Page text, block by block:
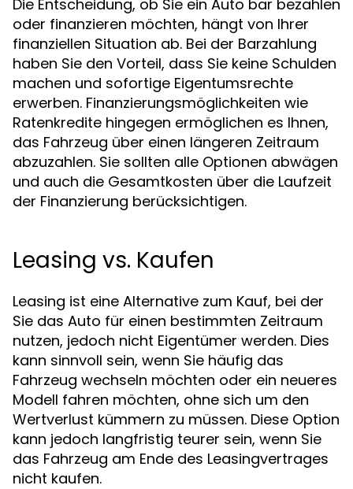
Die Entscheidung, ob Sie ein Auto bar bezahlen
oder finanzieren möchten, hängt von Ihrer
finanziellen Situation ab. Bei der Barzahlung
haben Sie den Vorteil, dass Sie keine Schulden
machen und sofortige Eigentumsrechte
erwerben. Finanzierungsmöglichkeiten wie
Ratenkredite hingegen ermöglichen es Ihnen,
das Fahrzeug über einen längeren Zeitraum
abzuzahlen. Sie sollten alle Optionen abwägen
und auch die Gesamtkosten über die Laufzeit
der Finanzierung berücksichtigen.
Leasing vs. Kaufen
Leasing ist eine Alternative zum Kauf, bei der
Sie das Auto für einen bestimmten Zeitraum
nutzen, jedoch nicht Eigentümer werden. Dies
kann sinnvoll sein, wenn Sie häufig das
Fahrzeug wechseln möchten oder ein neueres
Modell fahren möchten, ohne sich um den
Wertverlust kümmern zu müssen. Diese Option
kann jedoch langfristig teurer sein, wenn Sie
das Fahrzeug am Ende des Leasingvertrages
nicht kaufen.